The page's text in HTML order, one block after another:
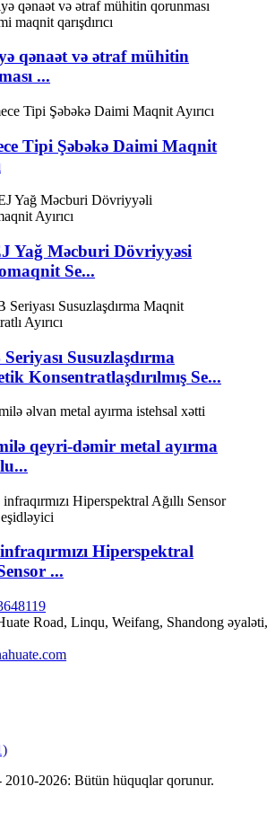
qənaət və ətraf mühitin
...
Tipi Şəbəkə Daimi Maqnit
Yağ Məcburi Dövriyyəsi
Se...
Susuzlaşdırma
Konsentratlaşdırılmış Se...
qeyri-dəmir metal ayırma
Hiperspektral
...
Road, Linqu, Weifang, Shandong əyaləti,
2026: Bütün hüquqlar qorunur.